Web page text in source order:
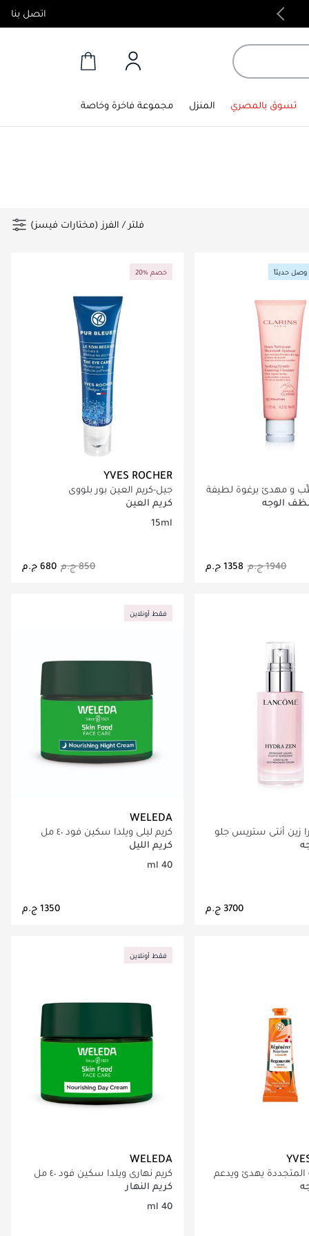
اتصل بنا
تسوق بالمصري المنزل مجموعة فاخرة وخاصة
فلتر / الفرز (مختارات فيسز)
وصل حديثاً
و مهدئ برغوة لطيفة
الوجه
⁦1940⁩ ج.م
20% خصم
YVES ROCHER
جيل-كريم العين بور بلووي
كريم العين
15ml
زين أنتي ستريس جلو
⁦3700⁩ ج.م
فقط أونلاين
WELEDA
كريم ليلي ويلدا سكين فود ٤٠ مل
كريم الليل
40 ml
المتجددة يهدئ ويدعم
أثناء التجدد
فقط أونلاين
WELEDA
كريم نهاري ويلدا سكين فود ٤٠ مل
كريم النهار
40 ml